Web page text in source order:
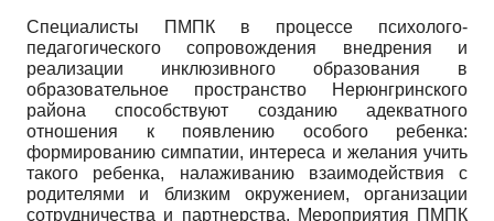
Специалисты ПМПК в процессе психолого-
педагогического сопровождения внедрения и
реализации инклюзивного образования в
образовательное пространство Нерюнгринского
района способствуют созданию адекватного
отношения к появлению особого ребенка:
формированию симпатии, интереса и желания учить
такого ребенка, налаживанию взаимодействия с
родителями и близким окружением, организации
сотрудничества и партнерства. Мероприятия ПМПК